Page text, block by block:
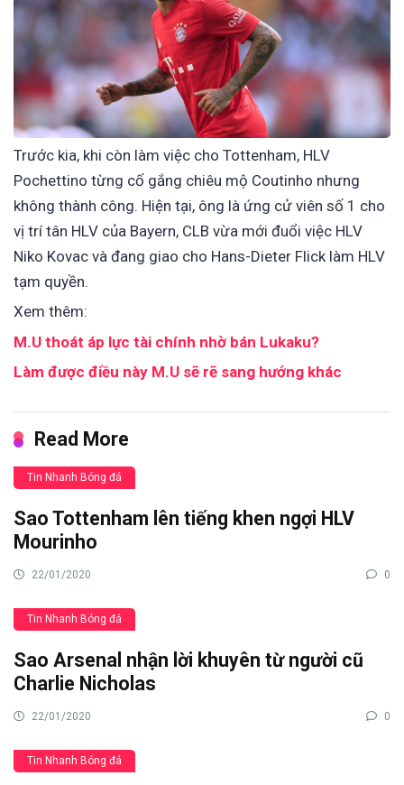
Trước kia, khi còn làm việc cho Tottenham, HLV
Pochettino từng cố gắng chiêu mộ Coutinho nhưng
không thành công. Hiện tại, ông là ứng cử viên số 1 cho
vị trí tân HLV của Bayern, CLB vừa mới đuổi việc HLV
Niko Kovac và đang giao cho Hans-Dieter Flick làm HLV
tạm quyền.
Xem thêm:
M.U thoát áp lực tài chính nhờ bán Lukaku?
Làm được điều này M.U sẽ rẽ sang hướng khác
Read More
Tin Nhanh Bóng đá
Sao Tottenham lên tiếng khen ngợi HLV
Mourinho
22/01/2020 0
Tin Nhanh Bóng đá
Sao Arsenal nhận lời khuyên từ người cũ
Charlie Nicholas
22/01/2020 0
Tin Nhanh Bóng đá